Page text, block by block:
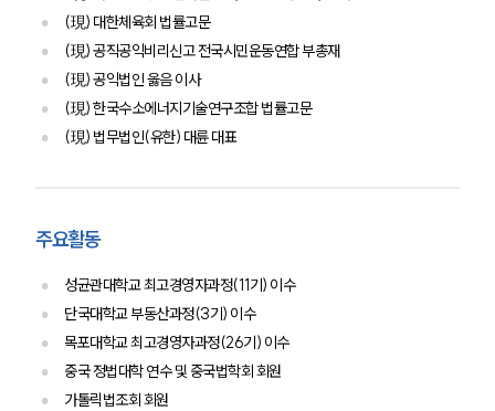
법률정보
법률지식인
업무분야
법률상담전문변호사
소식/자료
(現) 대한체육회 법률고문
(現) 공직공익비리신고 전국시민운동연합 부총재
(現) 공익법인 옳음 이사
(現) 한국수소에너지기술연구조합 법률고문
(現) 법무법인(유한) 대륜 대표
주요활동
성균관대학교 최고경영자과정(11기) 이수
단국대학교 부동산과정(3기) 이수
목포대학교 최고경영자과정(26기) 이수
중국 정법대학 연수 및 중국법학회 회원
가톨릭법조회 회원